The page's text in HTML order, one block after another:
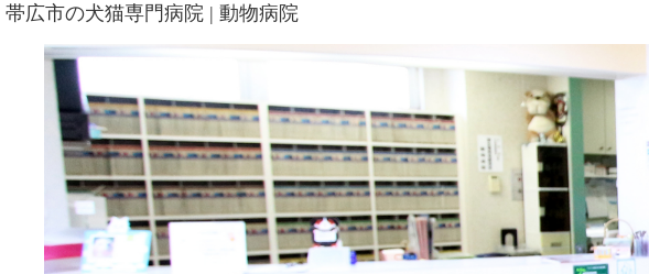
帯広市の犬猫専門病院 | 動物病院